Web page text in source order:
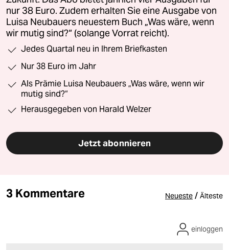
nur 38 Euro. Zudem erhalten Sie eine Ausgabe von
Luisa Neubauers neuestem Buch „Was wäre, wenn
wir mutig sind?“ (solange Vorrat reicht).
Jedes Quartal neu in Ihrem Briefkasten
Nur 38 Euro im Jahr
Als Prämie Luisa Neubauers „Was wäre, wenn wir
mutig sind?“
Herausgegeben von Harald Welzer
Jetzt abonnieren
3 Kommentare Neueste / Älteste
einloggen